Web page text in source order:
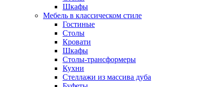
Шкафы
Мебель в классическом стиле
Гостиные
Столы
Кровати
Шкафы
Столы-трансформеры
Кухни
Стеллажи из массива дуба